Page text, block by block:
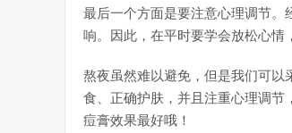
最后一个方面是要注意心理调节。
响。因此，在平时要学会放松心情
熬夜虽然难以避免，但是我们可以
食、正确护肤，并且注重心理调节
痘膏效果最好哦！